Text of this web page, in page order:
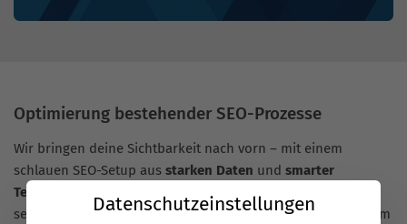
Optimierung bestehender SEO-Prozesse
Wir bringen deine Sichtbarkeit nach vorn – mit einem
schlauen SEO-Setup aus starken Daten und smarter
Technologie
. So reduzieren wir manuelle Routineaufgaben,
senken Kosten, erhöhen die Effizienz und machen dein Team
Datenschutzeinstellungen